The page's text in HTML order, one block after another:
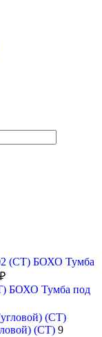
БОХО Тумба
₽
БОХО Тумба под
(СТ) 9